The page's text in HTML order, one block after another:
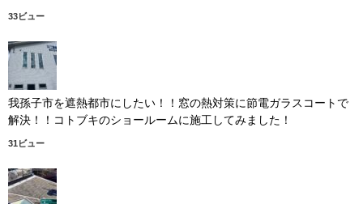
33ビュー
我孫子市を遮熱都市にしたい！！窓の熱対策に節電ガラスコートで
解決！！コトブキのショールームに施工してみました！
31ビュー